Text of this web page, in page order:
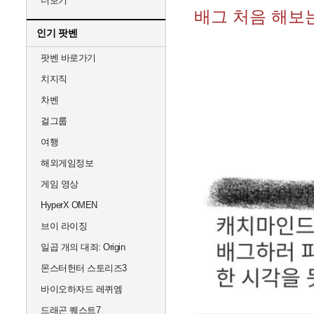
인기 팟벤
팟벤 바로가기
치지직
차벤
걸그룹
여행
해외게임정보
게임 영상
HyperX OMEN
브이 라이징
일곱 개의 대죄: Origin
몬스터헌터 스토리즈3
바이오하자드 레퀴엠
드래곤 퀘스트7
배그 처음 해보